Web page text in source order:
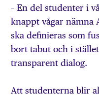
– En del studenter i
knappt vågar
ska definieras som
bort tabut och i
transparent dialog.
Att studenterna blir